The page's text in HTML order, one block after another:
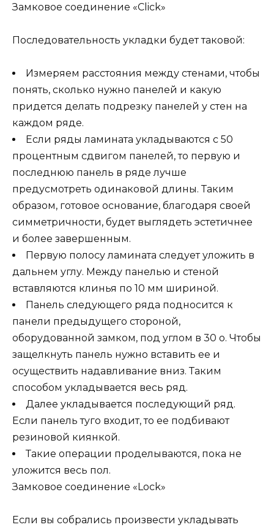
Замковое соединение «Click»
Последовательность укладки будет таковой:
Измеряем расстояния между стенами, чтобы
понять, сколько нужно панелей и какую
придется делать подрезку панелей у стен на
каждом ряде.
Если ряды ламината укладываются с 50
процентным сдвигом панелей, то первую и
последнюю панель в ряде лучше
предусмотреть одинаковой длины. Таким
образом, готовое основание, благодаря своей
симметричности, будет выглядеть эстетичнее
и более завершенным.
Первую полосу ламината следует уложить в
дальнем углу. Между панелью и стеной
вставляются клинья по 10 мм шириной.
Панель следующего ряда подносится к
панели предыдущего стороной,
оборудованной замком, под углом в 30 о. Чтобы
защелкнуть панель нужно вставить ее и
осуществить надавливание вниз. Таким
способом укладывается весь ряд.
Далее укладывается последующий ряд.
Если панель туго входит, то ее подбивают
резиновой киянкой.
Такие операции проделываются, пока не
уложится весь пол.
Замковое соединение «Lock»
Если вы собрались произвести укладывать